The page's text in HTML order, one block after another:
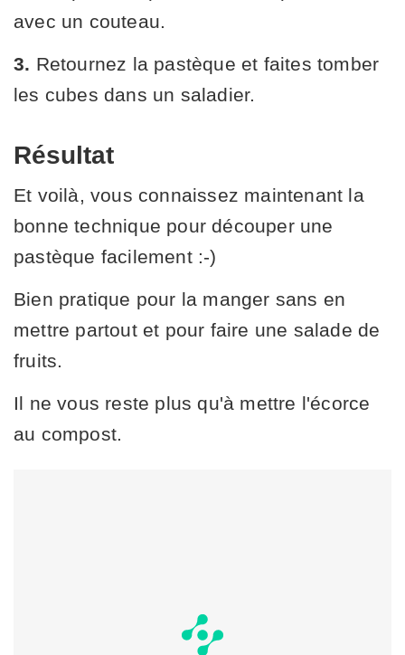
avec un couteau.
3. Retournez la pastèque et faites tomber
les cubes dans un saladier.
Résultat
Et voilà, vous connaissez maintenant la
bonne technique pour découper une
pastèque facilement :-)
Bien pratique pour la manger sans en
mettre partout et pour faire une salade de
fruits.
Il ne vous reste plus qu'à mettre l'écorce
au compost.